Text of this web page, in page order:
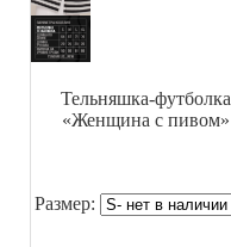
Тельняшка-футболка
«Женщина с пивом»
Размер: